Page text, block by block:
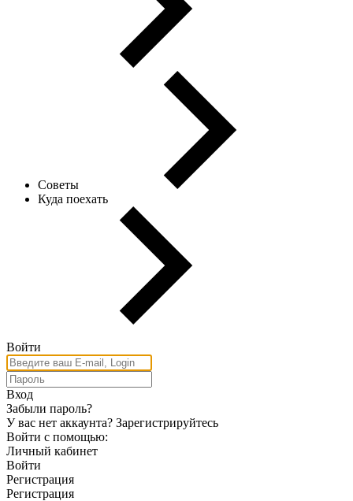
Советы
Куда поехать
Войти
Вход
Забыли пароль?
У вас нет аккаунта? Зарегистрируйтесь
Войти с помощью:
Личный кабинет
Войти
Регистрация
Регистрация